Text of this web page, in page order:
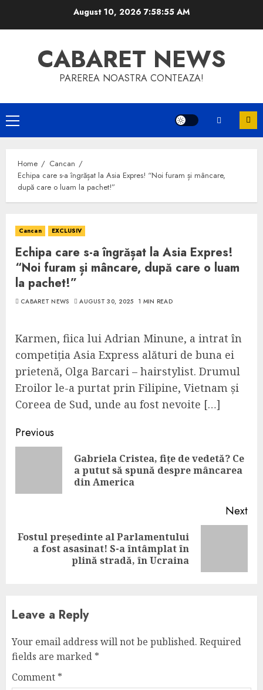
August 10, 2026 7:58:55 AM
CABARET NEWS
PAREREA NOASTRA CONTEAZA!
Primary
Menu
Home
Cancan
Echipa care s-a îngrășat la Asia Expres! “Noi furam și mâncare,
după care o luam la pachet!”
Cancan EXCLUSIV
Echipa care s-a îngrășat la Asia Expres!
“Noi furam și mâncare, după care o luam
la pachet!”
CABARET NEWS AUGUST 30, 2025 1 MIN READ
Karmen, fiica lui Adrian Minune, a intrat în
competiția Asia Express alături de buna ei
prietenă, Olga Barcari – hairstylist. Drumul
Eroilor le-a purtat prin Filipine, Vietnam și
Coreea de Sud, unde au fost nevoite […]
Continue
Reading
Previous
Gabriela Cristea, fițe de vedetă? Ce
a putut să spună despre mâncarea
din America
Next
Next
Fostul președinte al Parlamentului
a fost asasinat! S-a întâmplat în
plină stradă, în Ucraina
Leave a Reply
Your email address will not be published. Required
fields are marked *
Comment *